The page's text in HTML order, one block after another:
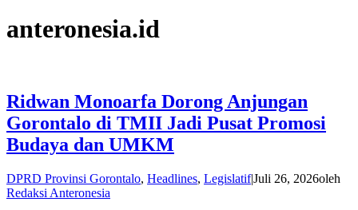
anteronesia.id
Ridwan Monoarfa Dorong Anjungan
Gorontalo di TMII Jadi Pusat Promosi
Budaya dan UMKM
DPRD Provinsi Gorontalo, Headlines, Legislatif|Juli 26, 2026oleh
Redaksi Anteronesia